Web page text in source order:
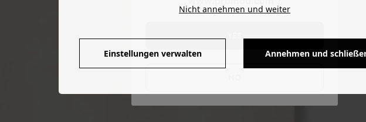
Nicht annehmen und weiter
Einstellungen verwalten Annehmen und